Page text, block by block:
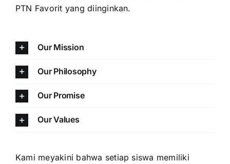
PTN Favorit yang diinginkan.
Our Mission
Our Philosophy
Our Promise
Our Values
Kami meyakini bahwa setiap siswa memiliki